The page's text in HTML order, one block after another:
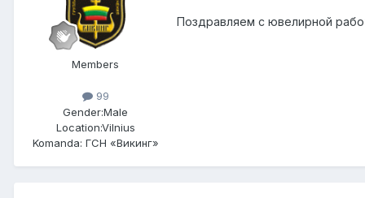
Members
99
Gender:Male
Location:Vilnius
Komanda: ГСН «Викинг»
Поздравляем с ювелирной